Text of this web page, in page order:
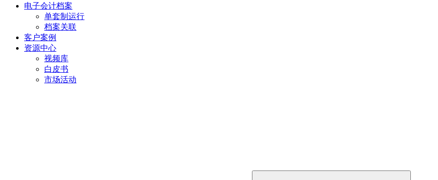
电子会计档案
单套制运行
档案关联
客户案例
资源中心
视频库
白皮书
市场活动